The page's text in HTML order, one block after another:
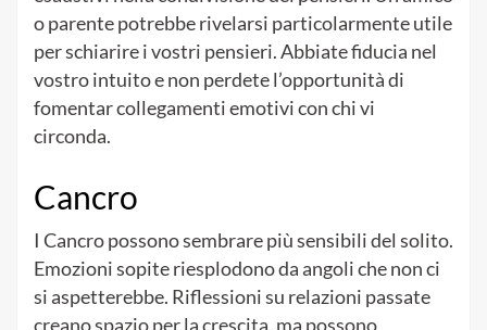
o parente potrebbe rivelarsi particolarmente utile
per schiarire i vostri pensieri. Abbiate fiducia nel
vostro intuito e non perdete l’opportunità di
fomentar collegamenti emotivi con chi vi
circonda.
Cancro
I Cancro possono sembrare più sensibili del solito.
Emozioni sopite riesplodono da angoli che non ci
si aspetterebbe. Riflessioni su relazioni passate
creano spazio per la crescita, ma possono